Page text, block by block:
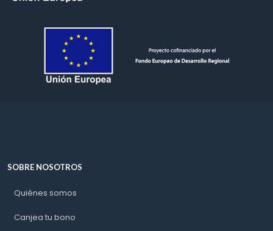
SOBRE NOSOTROS
Quiénes somos
Canjea tu bono